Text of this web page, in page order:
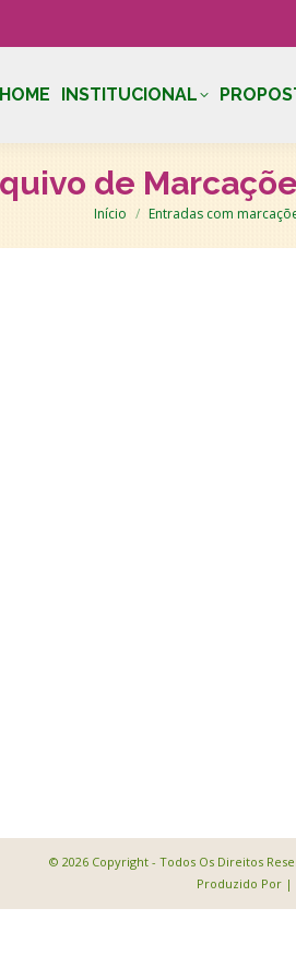
HOME INSTITUCIONAL
de
Você está aqui:
Início Entradas com
© 2026 Copyright - Todos Os Direitos
Produzido Por |